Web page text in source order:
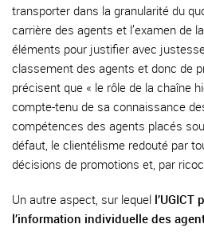
transporter dans la granularité du
carrière des agents et l’examen de
éléments pour justifier avec
classement des agents et donc de
précisent que « le rôle de la chaîne
compte-tenu de sa connaissance
compétences des agents placés
défaut, le clientélisme redouté par
décisions de promotions et, par
Un autre aspect, sur lequel
l’information individuelle des